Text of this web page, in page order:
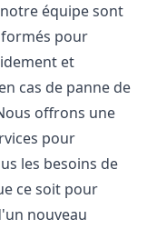
équipe sont
pour
et
cas de panne de
offrons une
pour
les besoins de
ce soit pour
nouveau